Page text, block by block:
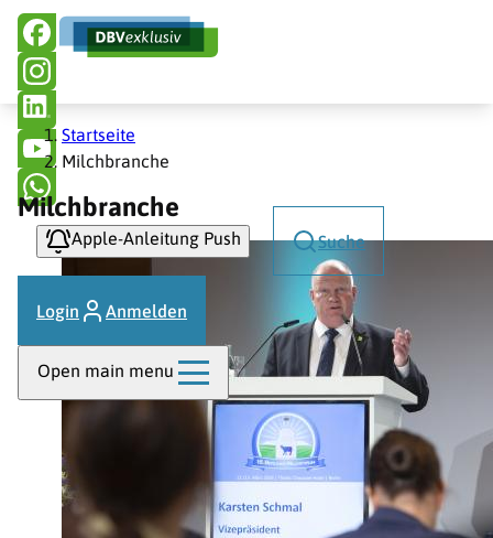
Direkt
zum
Inhalt
Hauptnavigation
Apple-Anleitung Push Suche
Login Anmelden
Open main menu
Pfadnavigation
Startseite
Milchbranche
Milchbranche